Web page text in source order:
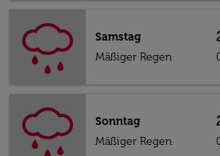
Samstag
Mäßiger Regen
Sonntag
Mäßiger Regen